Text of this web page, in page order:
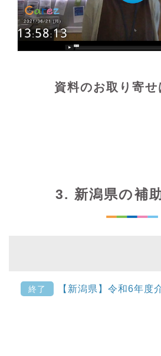
資料のお取り寄せ
3. 新潟県の補
終了 【新潟県】令和6年度